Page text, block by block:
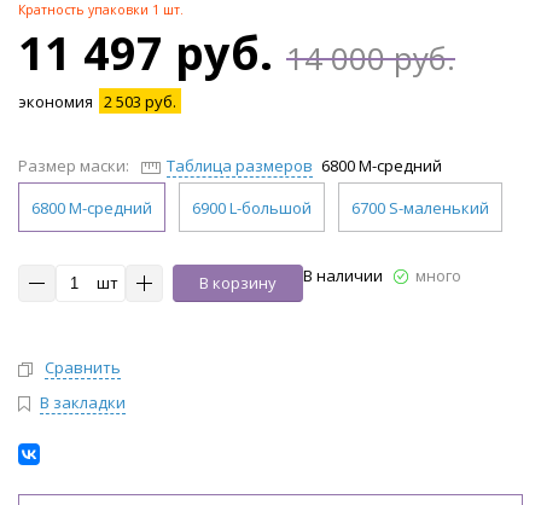
Кратность упаковки 1 шт.
11 497 руб. 14 000 руб.
экономия 2 503 руб.
Размер маски: Таблица размеров 6800 М-средний
6800 М-средний
6900 L-большой 6700 S-маленький
шт В корзину В наличии много
Сравнить
В закладки